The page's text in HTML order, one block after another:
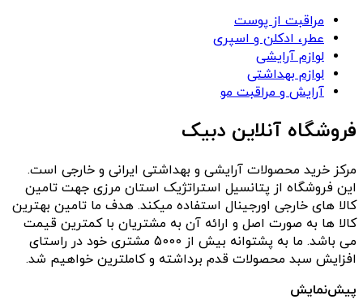
مراقبت از پوست
عطر، ادکلن و اسپری
لوازم آرایشی
لوازم بهداشتی
آرایش و مراقبت مو
فروشگاه آنلاین دبیک
مرکز خرید محصولات آرایشی و بهداشتی ایرانی و خارجی است.
این فروشگاه از پتانسیل استراتژیک استان مرزی جهت تامین
کالا های خارجی اورجینال استفاده میکند. هدف ما تامین بهترین
کالا ها به صورت اصل و ارائه آن به مشتریان با کمترین قیمت
می باشد. ما به پشتوانه بیش از 5000 مشتری خود در راستای
افزایش سبد محصولات قدم برداشته و کاملترین خواهیم شد.
پیش‌نمایش